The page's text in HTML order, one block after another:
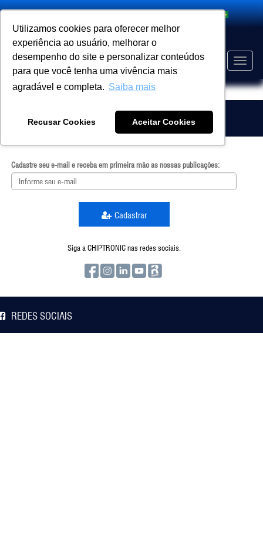
Utilizamos cookies para oferecer melhor
experiência ao usuário, melhorar o
desempenho do site e personalizar conteúdos
para que você tenha uma vivência mais
agradável e completa. Saiba mais
Recusar Cookies Aceitar Cookies
Toggle
EVENTO HOME
Cadastre seu e-mail e receba em primeira mão as nossas publicações:
Cadastrar
Siga a CHIPTRONIC nas redes sociais.
REDES SOCIAIS